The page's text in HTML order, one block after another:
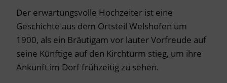
Der erwartungsvolle Hochzeiter ist eine
Geschichte aus dem Ortsteil Welshofen um
1900, als ein Bräutigam vor lauter Vorfreude auf
seine Künftige auf den Kirchturm stieg, um ihre
Ankunft im Dorf frühzeitig zu sehen.